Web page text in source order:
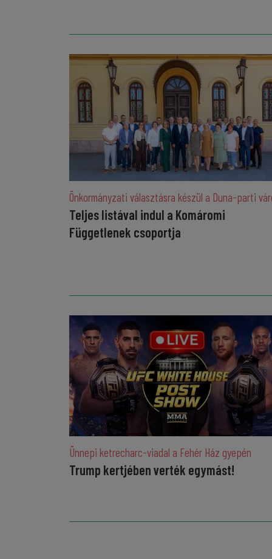
Önkormányzati választásra készül a Duna-parti
Teljes listával indul a Komáromi
Függetlenek csoportja
Ünnepi ketrecharc-viadal a Fehér Ház gyepén
Trump kertjében verték egymást!